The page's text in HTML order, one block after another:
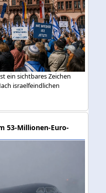
ein sichtbares Zeichen
israelfeindlichen
53-Millionen-Euro-